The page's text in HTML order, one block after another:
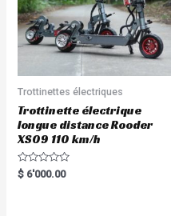
Trottinettes électriques
Trottinette électrique
longue distance Rooder
XS09 110 km/h
R
a
$ 6'000.00